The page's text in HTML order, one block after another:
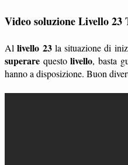
Video soluzione Livello 23
Allivello 23la situazione di
superare questolivello, basta
hanno a disposizione. Buon